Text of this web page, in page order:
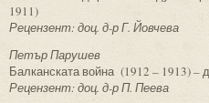
1911)
Рецензент: доц. д-р Г. Йовчева
Петър Парушев
Балканската война (1912 – 1913) –
Рецензент: доц. д-р П. Пеева